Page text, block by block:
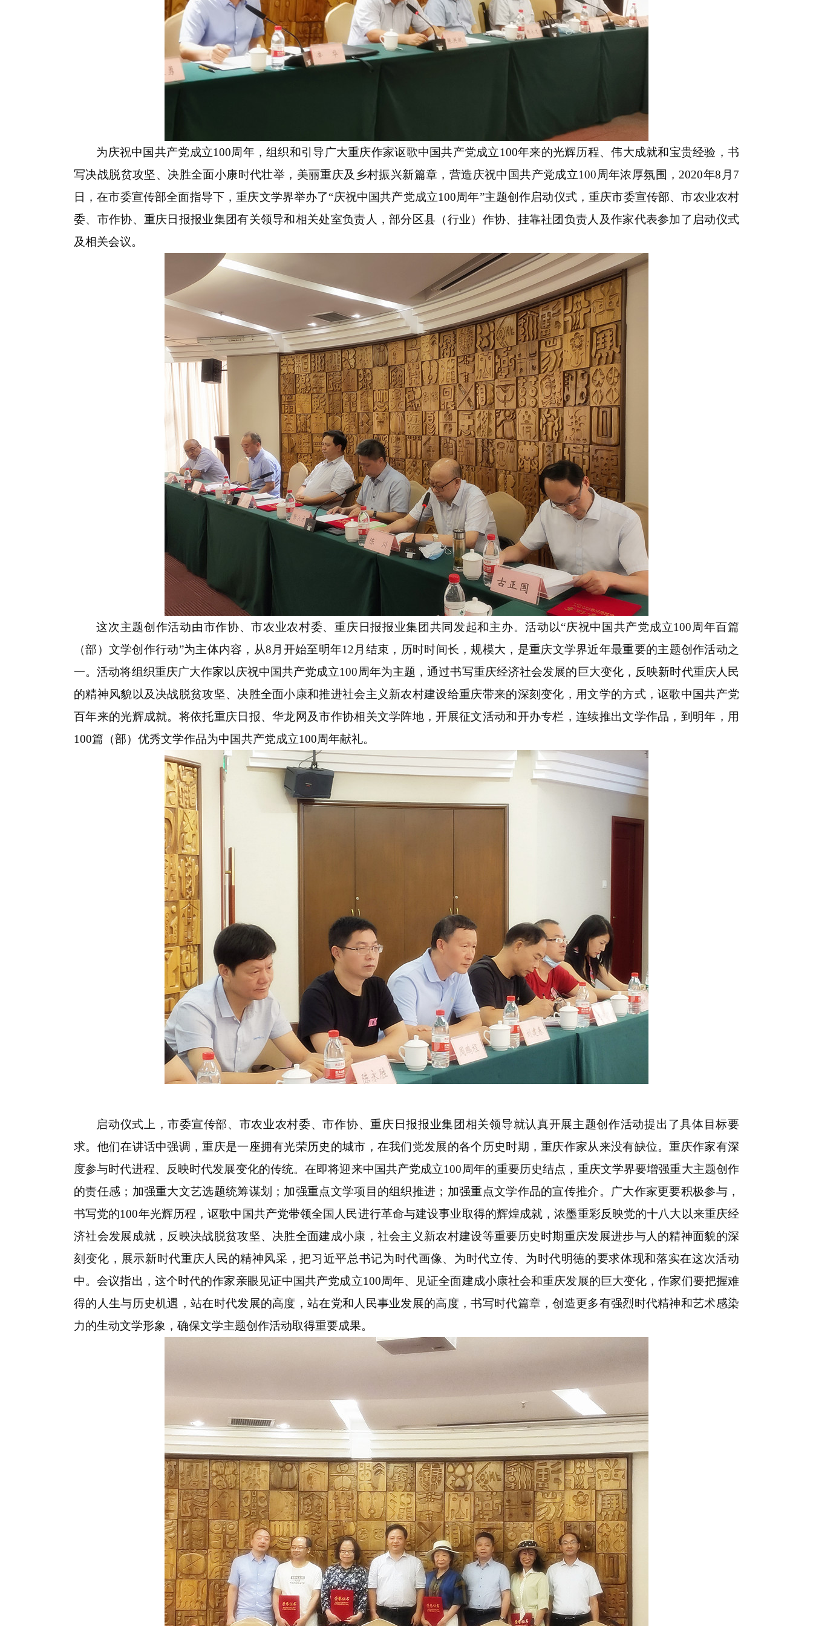
为庆祝中国共产党成立100周年，组织和引导广大重庆作家讴歌中国共产党成立100年来的光辉历程、伟大成就和宝贵经验，书
写决战脱贫攻坚、决胜全面小康时代壮举，美丽重庆及乡村振兴新篇章，营造庆祝中国共产党成立100周年浓厚氛围，2020年8月7
日，在市委宣传部全面指导下，重庆文学界举办了“庆祝中国共产党成立100周年”主题创作启动仪式，重庆市委宣传部、市农业农村
委、市作协、重庆日报报业集团有关领导和相关处室负责人，部分区县（行业）作协、挂靠社团负责人及作家代表参加了启动仪式
及相关会议。
这次主题创作活动由市作协、市农业农村委、重庆日报报业集团共同发起和主办。活动以“庆祝中国共产党成立100周年百篇
（部）文学创作行动”为主体内容，从8月开始至明年12月结束，历时时间长，规模大，是重庆文学界近年最重要的主题创作活动之
一。活动将组织重庆广大作家以庆祝中国共产党成立100周年为主题，通过书写重庆经济社会发展的巨大变化，反映新时代重庆人民
的精神风貌以及决战脱贫攻坚、决胜全面小康和推进社会主义新农村建设给重庆带来的深刻变化，用文学的方式，讴歌中国共产党
百年来的光辉成就。将依托重庆日报、华龙网及市作协相关文学阵地，开展征文活动和开办专栏，连续推出文学作品，到明年，用
100篇（部）优秀文学作品为中国共产党成立100周年献礼。
启动仪式上，市委宣传部、市农业农村委、市作协、重庆日报报业集团相关领导就认真开展主题创作活动提出了具体目标要
求。他们在讲话中强调，重庆是一座拥有光荣历史的城市，在我们党发展的各个历史时期，重庆作家从来没有缺位。重庆作家有深
度参与时代进程、反映时代发展变化的传统。在即将迎来中国共产党成立100周年的重要历史结点，重庆文学界要增强重大主题创作
的责任感；加强重大文艺选题统筹谋划；加强重点文学项目的组织推进；加强重点文学作品的宣传推介。广大作家更要积极参与，
书写党的100年光辉历程，讴歌中国共产党带领全国人民进行革命与建设事业取得的辉煌成就，浓墨重彩反映党的十八大以来重庆经
济社会发展成就，反映决战脱贫攻坚、决胜全面建成小康，社会主义新农村建设等重要历史时期重庆发展进步与人的精神面貌的深
刻变化，展示新时代重庆人民的精神风采，把习近平总书记为时代画像、为时代立传、为时代明德的要求体现和落实在这次活动
中。会议指出，这个时代的作家亲眼见证中国共产党成立100周年、见证全面建成小康社会和重庆发展的巨大变化，作家们要把握难
得的人生与历史机遇，站在时代发展的高度，站在党和人民事业发展的高度，书写时代篇章，创造更多有强烈时代精神和艺术感染
力的生动文学形象，确保文学主题创作活动取得重要成果。